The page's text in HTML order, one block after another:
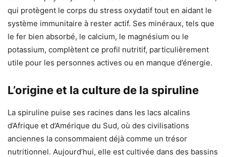
qui protègent le corps du stress oxydatif tout en aidant le
système immunitaire à rester actif. Ses minéraux, tels que
le fer bien absorbé, le calcium, le magnésium ou le
potassium, complètent ce profil nutritif, particulièrement
utile pour les personnes actives ou en manque d’énergie.
L’origine et la culture de la spiruline
La spiruline puise ses racines dans les lacs alcalins
d’Afrique et d’Amérique du Sud, où des civilisations
anciennes la consommaient déjà comme un trésor
nutritionnel. Aujourd’hui, elle est cultivée dans des bassins